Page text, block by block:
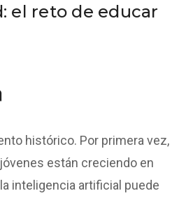
el reto de educar
histórico. Por primera vez,
están creciendo en
inteligencia artificial puede